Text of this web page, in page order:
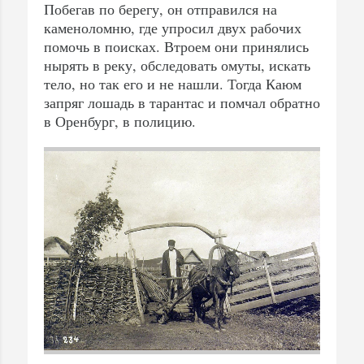
Побегав по берегу, он отправился на
каменоломню, где упросил двух рабочих
помочь в поисках. Втроем они принялись
нырять в реку, обследовать омуты, искать
тело, но так его и не нашли. Тогда Каюм
запряг лошадь в тарантас и помчал обратно
в Оренбург, в полицию.